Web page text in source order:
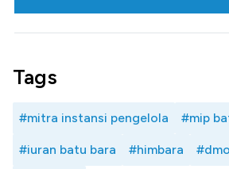
Tags
#mitra instansi pengelola #mip
#iuran batu bara #himbara #dmo